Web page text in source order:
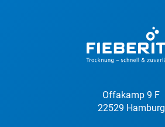
Offakamp 9 F
22529 Hamburg